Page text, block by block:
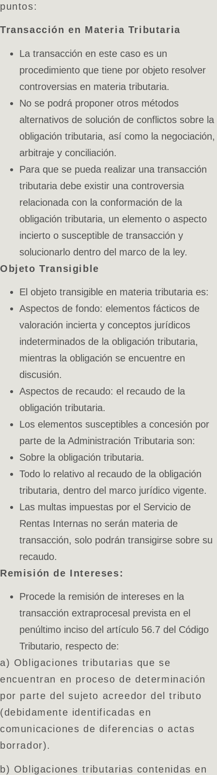
puntos:
Transacción en Materia Tributaria
La transacción en este caso es un
procedimiento que tiene por objeto resolver
controversias en materia tributaria.
No se podrá proponer otros métodos
alternativos de solución de conflictos sobre la
obligación tributaria, así como la negociación,
arbitraje y conciliación.
Para que se pueda realizar una transacción
tributaria debe existir una controversia
relacionada con la conformación de la
obligación tributaria, un elemento o aspecto
incierto o susceptible de transacción y
solucionarlo dentro del marco de la ley.
Objeto Transigible
El objeto transigible en materia tributaria es:
Aspectos de fondo: elementos fácticos de
valoración incierta y conceptos jurídicos
indeterminados de la obligación tributaria,
mientras la obligación se encuentre en
discusión.
Aspectos de recaudo: el recaudo de la
obligación tributaria.
Los elementos susceptibles a concesión por
parte de la Administración Tributaria son:
Sobre la obligación tributaria.
Todo lo relativo al recaudo de la obligación
tributaria, dentro del marco jurídico vigente.
Las multas impuestas por el Servicio de
Rentas Internas no serán materia de
transacción, solo podrán transigirse sobre su
recaudo.
Remisión de Intereses:
Procede la remisión de intereses en la
transacción extraprocesal prevista en el
penúltimo inciso del artículo 56.7 del Código
Tributario, respecto de:
a) Obligaciones tributarias que se
encuentran en proceso de determinación
por parte del sujeto acreedor del tributo
(debidamente identificadas en
comunicaciones de diferencias o actas
borrador).
b) Obligaciones tributarias contenidas en